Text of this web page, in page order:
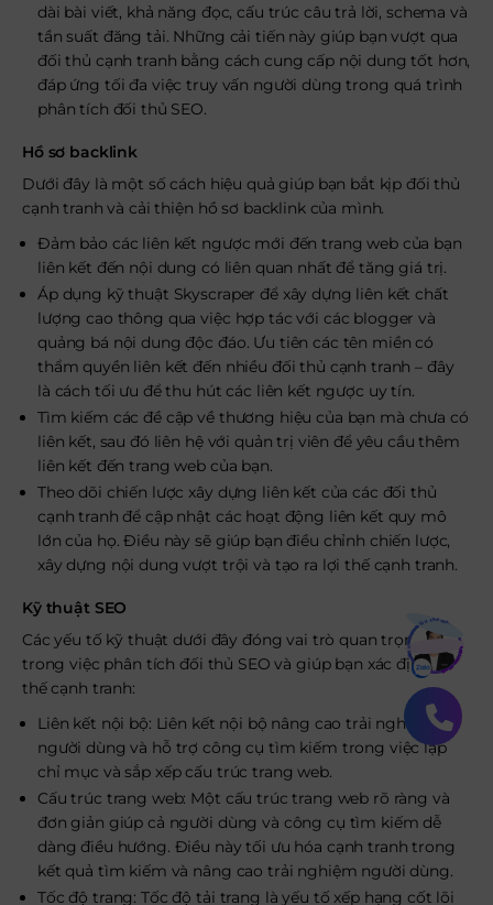
dài bài viết, khả năng đọc, cấu trúc câu trả lời, schema và
tần suất đăng tải. Những cải tiến này giúp bạn vượt qua
đối thủ cạnh tranh bằng cách cung cấp nội dung tốt hơn,
đáp ứng tối đa việc truy vấn người dùng trong quá trình
phân tích đối thủ SEO.
Hồ sơ backlink
Dưới đây là một số cách hiệu quả giúp bạn bắt kịp đối thủ
cạnh tranh và cải thiện hồ sơ backlink của mình.
Đảm bảo các liên kết ngược mới đến trang web của bạn
liên kết đến nội dung có liên quan nhất để tăng giá trị.
Áp dụng kỹ thuật Skyscraper để xây dựng liên kết chất
lượng cao thông qua việc hợp tác với các blogger và
quảng bá nội dung độc đáo. Ưu tiên các tên miền có
thẩm quyền liên kết đến nhiều đối thủ cạnh tranh – đây
là cách tối ưu để thu hút các liên kết ngược uy tín.
Tìm kiếm các đề cập về thương hiệu của bạn mà chưa có
liên kết, sau đó liên hệ với quản trị viên để yêu cầu thêm
liên kết đến trang web của bạn.
Theo dõi chiến lược xây dựng liên kết của các đối thủ
cạnh tranh để cập nhật các hoạt động liên kết quy mô
lớn của họ. Điều này sẽ giúp bạn điều chỉnh chiến lược,
xây dựng nội dung vượt trội và tạo ra lợi thế cạnh tranh.
Kỹ thuật SEO
Các yếu tố kỹ thuật dưới đây đóng vai trò quan trọng
trong việc phân tích đối thủ SEO và giúp bạn xác định lợi
thế cạnh tranh:
Liên kết nội bộ: Liên kết nội bộ nâng cao trải nghiệm
người dùng và hỗ trợ công cụ tìm kiếm trong việc lập
chỉ mục và sắp xếp cấu trúc trang web.
Cấu trúc trang web: Một cấu trúc trang web rõ ràng và
đơn giản giúp cả người dùng và công cụ tìm kiếm dễ
dàng điều hướng. Điều này tối ưu hóa cạnh tranh trong
kết quả tìm kiếm và nâng cao trải nghiệm người dùng.
Tốc độ trang: Tốc độ tải trang là yếu tố xếp hạng cốt lõi
Bạn muốn hiểu thêm?Xem chi tiết